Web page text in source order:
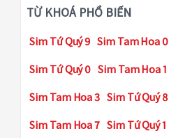
TỪ KHOÁ PHỔ BIẾN
Sim Tứ Quý 9 Sim Tam Hoa 0
Sim Tứ Quý 0 Sim Tam Hoa 1
Sim Tam Hoa 3 Sim Tứ Quý 8
Sim Tam Hoa 7 Sim Tứ Quý 1